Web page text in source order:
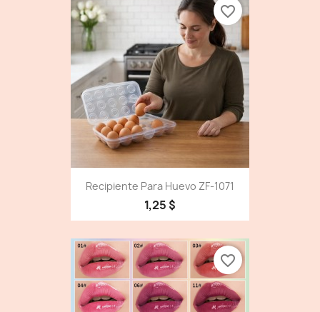
Recipiente Para Huevo ZF-1071
1,25 $
favorite_border
favorite_border